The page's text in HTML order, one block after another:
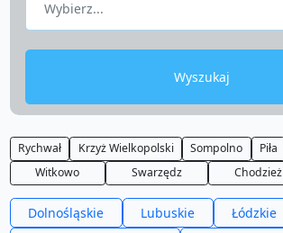
Wybierz...
Wyszukaj
Rychwał Krzyż Wielkopolski Sompolno Piła
Witkowo
Swarzędz Chodzież
Dolnośląskie Lubuskie Łódzkie